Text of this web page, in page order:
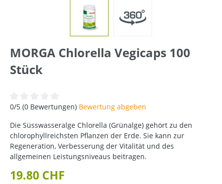
MORGA Chlorella Vegicaps 100
Stück
Durchschnittliche Bewertung von 0 von 5 Sternen
0/5 (0 Bewertungen) Bewertung abgeben
Die Süsswasseralge Chlorella (Grünalge) gehört zu den
chlorophyllreichsten Pflanzen der Erde. Sie kann zur
Regeneration, Verbesserung der Vitalität und des
allgemeinen Leistungsniveaus beitragen.
19.80 CHF